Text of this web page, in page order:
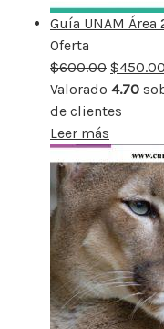
Guía UNAM Área
Oferta
rebajado
$600.00 $450.00
Valorado 4.70
de clientes
Leer más